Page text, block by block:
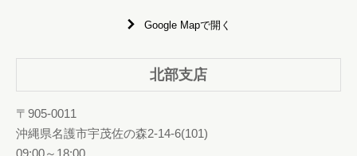
Google Mapで開く
北部支店
〒905-0011
沖縄県名護市宇茂佐の森2-14-6(101)
09:00～18:00